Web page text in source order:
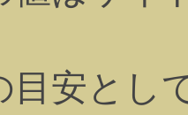
目安とし